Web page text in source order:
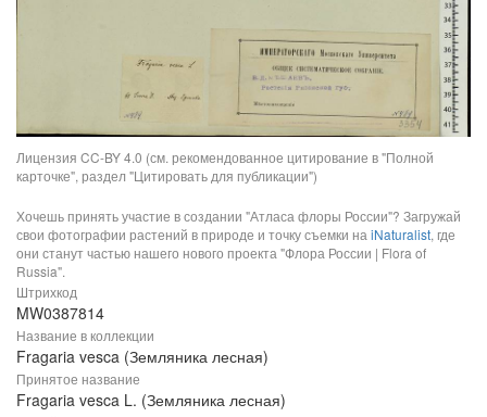
Лицензия CC-BY 4.0 (см. рекомендованное цитирование в "Полной
карточке", раздел "Цитировать для публикации")
Хочешь принять участие в создании "Атласа флоры России"? Загружай
свои фотографии растений в природе и точку съемки на iNaturalist, где
они станут частью нашего нового проекта "Флора России | Flora of
Russia".
Штрихкод
MW0387814
Название в коллекции
Fragaria vesca (Земляника лесная)
Принятое название
Fragaria vesca L. (Земляника лесная)